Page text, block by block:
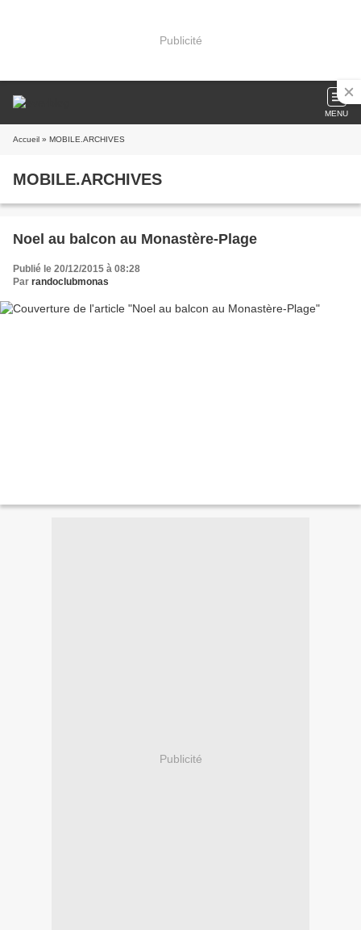
Publicité
MENU
Accueil » MOBILE.ARCHIVES
MOBILE.ARCHIVES
Noel au balcon au Monastère-Plage
Publié le 20/12/2015 à 08:28
Par randoclubmonas
Publicité